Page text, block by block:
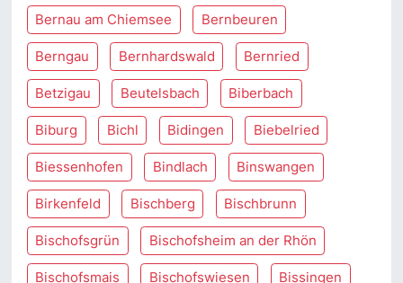
Bernau am Chiemsee Bernbeuren
Berngau Bernhardswald Bernried
Betzigau Beutelsbach Biberbach
Biburg Bichl Bidingen Biebelried
Biessenhofen Bindlach Binswangen
Birkenfeld Bischberg Bischbrunn
Bischofsgrün Bischofsheim an der Rhön
Bischofsmais Bischofswiesen Bissingen